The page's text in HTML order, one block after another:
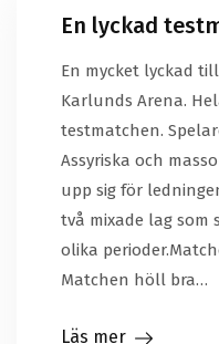
En lyckad
En mycket lyckad
Karlunds Arena.
testmatchen.
Assyriska och
upp sig för
två mixade lag som
olika
Matchen höll bra…
Läs mer